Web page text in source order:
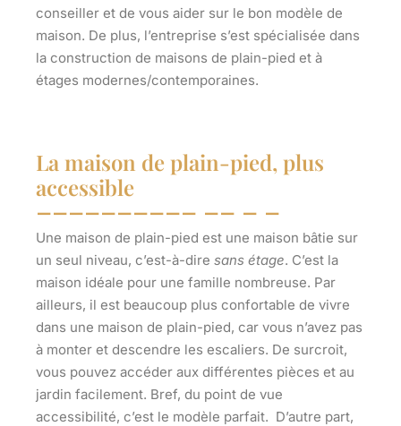
conseiller et de vous aider sur le bon modèle de
maison. De plus, l’entreprise s’est spécialisée dans
la construction de maisons de plain-pied et à
étages modernes/contemporaines.
La maison de plain-pied, plus
accessible
Une maison de plain-pied est une maison bâtie sur
un seul niveau, c’est-à-dire sans étage. C’est la
maison idéale pour une famille nombreuse. Par
ailleurs, il est beaucoup plus confortable de vivre
dans une maison de plain-pied, car vous n’avez pas
à monter et descendre les escaliers. De surcroit,
vous pouvez accéder aux différentes pièces et au
jardin facilement. Bref, du point de vue
accessibilité, c’est le modèle parfait. D’autre part,